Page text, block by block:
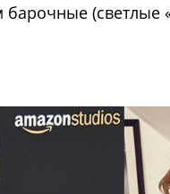
(светлые